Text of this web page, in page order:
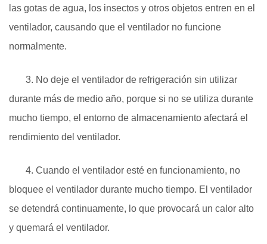
las gotas de agua, los insectos y otros objetos entren en el
ventilador, causando que el ventilador no funcione
normalmente.
3. No deje el ventilador de refrigeración sin utilizar
durante más de medio año, porque si no se utiliza durante
mucho tiempo, el entorno de almacenamiento afectará el
rendimiento del ventilador.
4. Cuando el ventilador esté en funcionamiento, no
bloquee el ventilador durante mucho tiempo. El ventilador
se detendrá continuamente, lo que provocará un calor alto
y quemará el ventilador.